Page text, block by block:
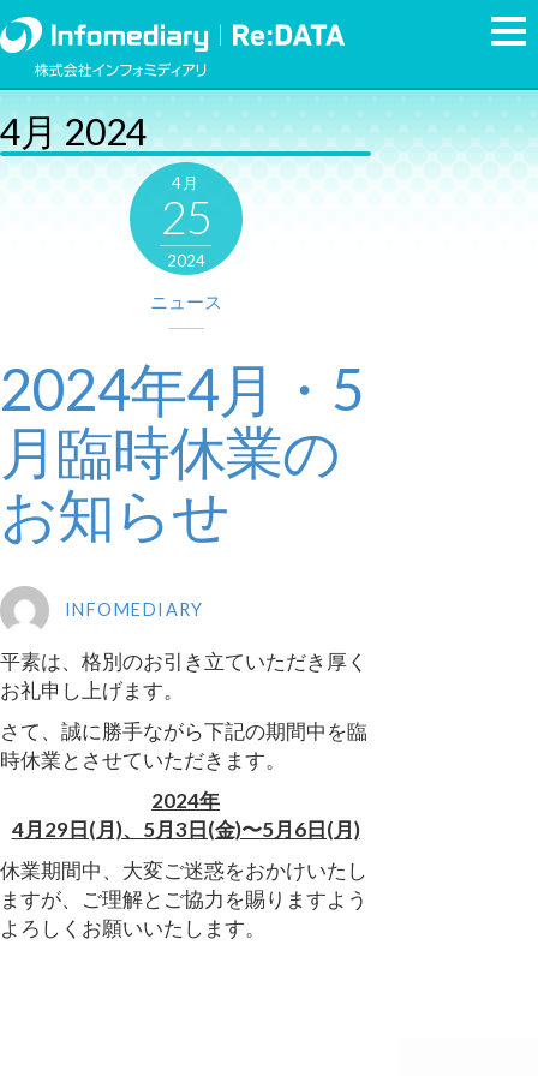
4月 2024
4月
25
2024
ニュース
2024年4月・5
月臨時休業の
お知らせ
INFOMEDIARY
平素は、格別のお引き立ていただき厚く
お礼申し上げます。
さて、誠に勝手ながら下記の期間中を臨
時休業とさせていただきます。
2024年
4月29日(月)、5月3日(金)〜5月6日(月)
休業期間中、大変ご迷惑をおかけいたし
ますが、ご理解とご協力を賜りますよう
よろしくお願いいたします。